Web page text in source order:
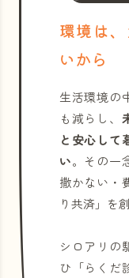
環境は
いから
生活環境の
も減らし、
と安心して
い。その一
撒かない・
り共済」を
シロアリの
ひ「らくだ